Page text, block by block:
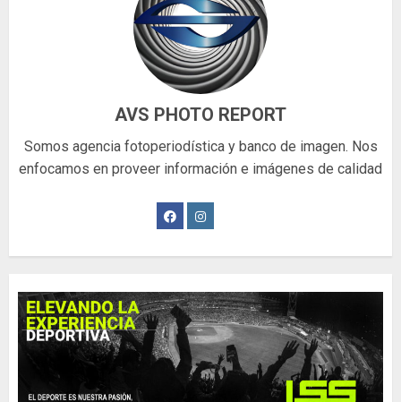
AVS PHOTO REPORT
Somos agencia fotoperiodística y banco de imagen. Nos
enfocamos en proveer información e imágenes de calidad